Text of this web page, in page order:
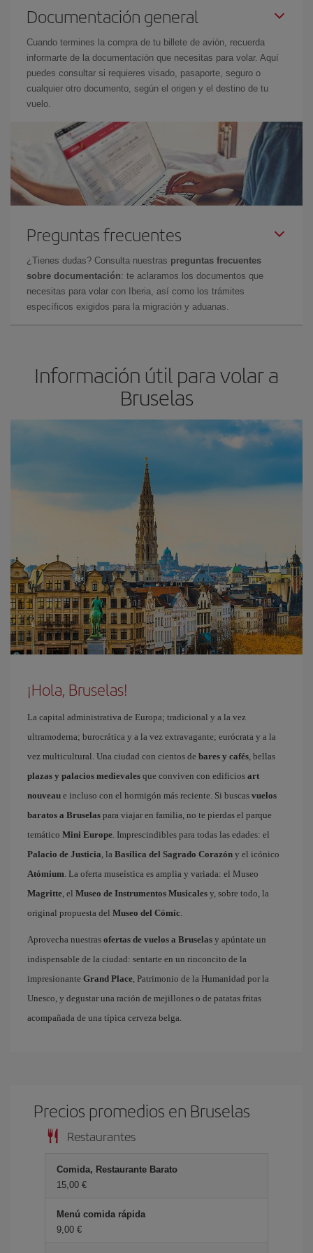
Documentación general
Cuando termines la compra de tu billete de avión, recuerda
informarte de la documentación que necesitas para volar. Aquí
puedes consultar si requieres visado, pasaporte, seguro o
cualquier otro documento, según el origen y el destino de tu
vuelo.
Preguntas frecuentes
¿Tienes dudas? Consulta nuestras preguntas frecuentes
sobre documentación: te aclaramos los documentos que
necesitas para volar con Iberia, así como los trámites
específicos exigidos para la migración y aduanas.
Información útil para volar a
Bruselas
¡Hola, Bruselas!
La capital administrativa de Europa; tradicional y a la vez
ultramoderna; burocrática y a la vez extravagante; eurócrata y a la
vez multicultural. Una ciudad con cientos de bares y cafés, bellas
plazas y palacios medievales que conviven con edificios art
nouveau e incluso con el hormigón más reciente. Si buscas vuelos
baratos a Bruselas para viajar en familia, no te pierdas el parque
temático Mini Europe. Imprescindibles para todas las edades: el
Palacio de Justicia, la Basílica del Sagrado Corazón y el icónico
Atómium. La oferta museística es amplia y variada: el Museo
Magritte, el Museo de Instrumentos Musicales y, sobre todo, la
original propuesta del Museo del Cómic.
Aprovecha nuestras ofertas de vuelos a Bruselas y apúntate un
indispensable de la ciudad: sentarte en un rinconcito de la
impresionante Grand Place, Patrimonio de la Humanidad por la
Unesco, y degustar una ración de mejillones o de patatas fritas
acompañada de una típica cerveza belga.
Precios promedios en Bruselas
Restaurantes
Comida, Restaurante Barato
15,00 €
Menú comida rápida
9,00 €